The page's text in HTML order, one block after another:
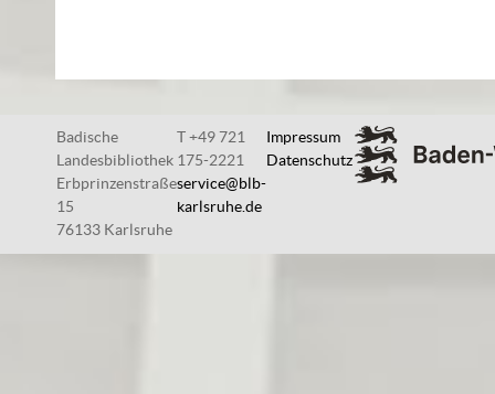
Badische
Landesbibliothek
Erbprinzenstraße
15
76133 Karlsruhe
T +49 721
175-2221
service@blb-
karlsruhe.de
Impressum
Datenschutz